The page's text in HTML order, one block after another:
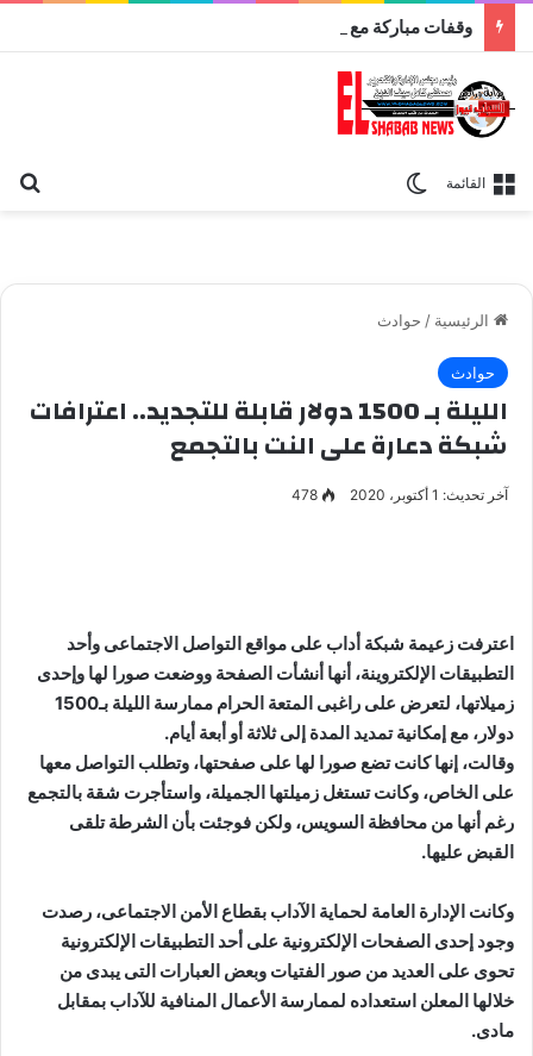
القائمة
الرئيسية / حوادث
حوادث
الليلة بـ 1500 دولار قابلة للتجديد.. اعترافات
شبكة دعارة على النت بالتجمع
آخر تحديث: 1 أكتوبر، 2020 478
اعترفت زعيمة شبكة أداب على مواقع التواصل الاجتماعى وأحد
التطبيقات الإلكتروينة، أنها أنشأت الصفحة ووضعت صورا لها وإحدى
زميلاتها، لتعرض على راغبى المتعة الحرام ممارسة الليلة بـ1500
دولار، مع إمكانية تمديد المدة إلى ثلاثة أو أبعة أيام.
وقالت، إنها كانت تضع صورا لها على صفحتها، وتطلب التواصل معها
على الخاص، وكانت تستغل زميلتها الجميلة، واستأجرت شقة بالتجمع
رغم أنها من محافظة السويس، ولكن فوجئت بأن الشرطة تلقى
القبض عليها.
وكانت الإدارة العامة لحماية الآداب بقطاع الأمن الاجتماعى، رصدت
وجود إحدى الصفحات الإلكترونية على أحد التطبيقات الإلكترونية
تحوى على العديد من صور الفتيات وبعض العبارات التى يبدى من
خلالها المعلن استعداده لممارسة الأعمال المنافية للآداب بمقابل
مادى.